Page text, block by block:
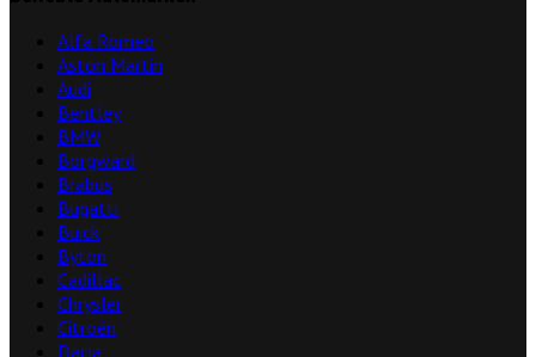
Alfa Romeo
Aston Martin
Audi
Bentley
BMW
Borgward
Brabus
Bugatti
Buick
Byton
Cadillac
Chrysler
Citroën
Dacia